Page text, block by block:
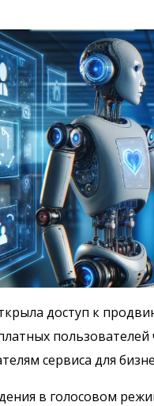
доступ к
сервиса для
в голосовом